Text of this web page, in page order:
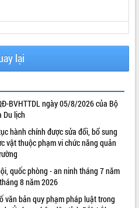
lại
BVHTTDL ngày 05/8/2026 của Bộ
Du lịch
hành chính được sửa đổi, bổ sung
vật thuộc phạm vi chức năng quản
quốc phòng - an ninh tháng 7 năm
8 năm 2026
văn bản quy phạm pháp luật trong